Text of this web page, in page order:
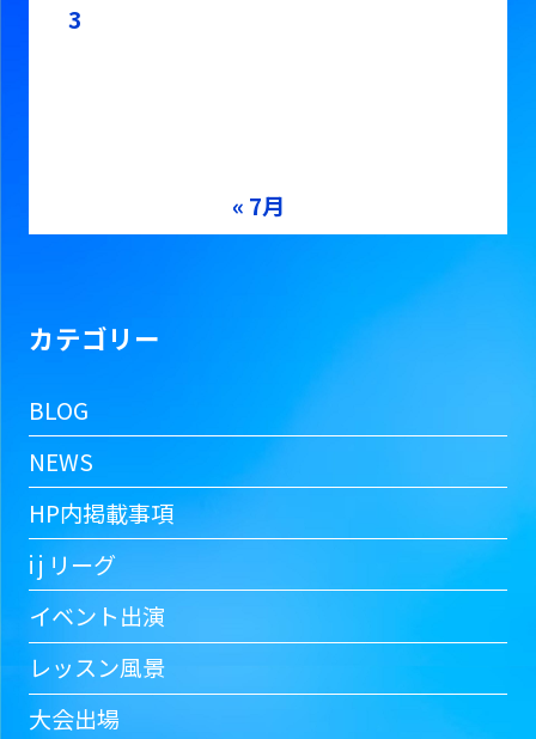
3
« 7月
カテゴリー
BLOG
NEWS
HP内掲載事項
i j リーグ
イベント出演
レッスン風景
大会出場